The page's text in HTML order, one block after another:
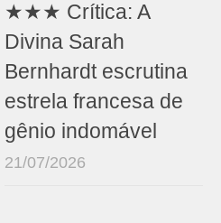
★★★ Crítica: A
Divina Sarah
Bernhardt escrutina
estrela francesa de
gênio indomável
21/07/2026